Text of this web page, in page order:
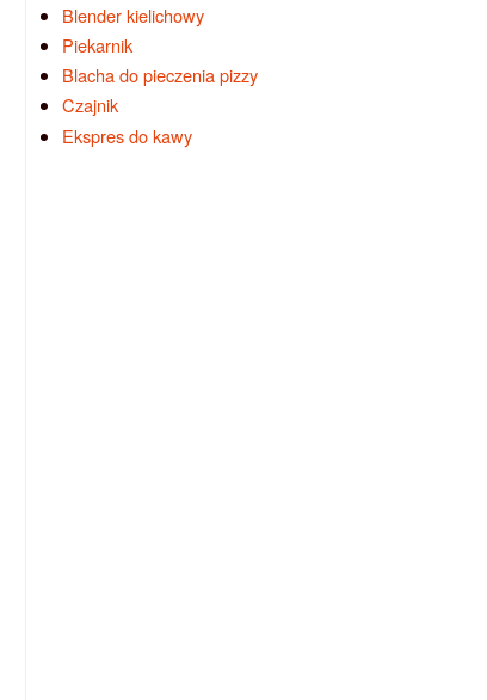
Blender kielichowy
Piekarnik
Blacha do pieczenia pizzy
Czajnik
Ekspres do kawy